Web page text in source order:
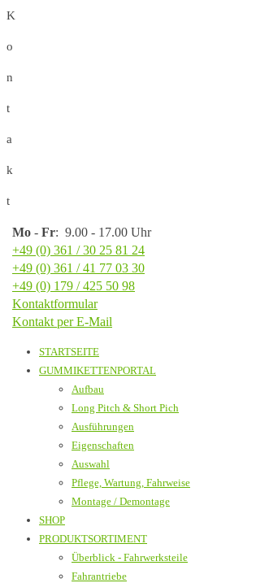
K
o
n
t
a
k
t
Mo - Fr: 9.00 - 17.00 Uhr
+49 (0) 361 / 30 25 81 24
+49 (0) 361 / 41 77 03 30
+49 (0) 179 / 425 50 98
Kontaktformular
Kontakt per E-Mail
STARTSEITE
GUMMIKETTENPORTAL
Aufbau
Long Pitch & Short Pich
Ausführungen
Eigenschaften
Auswahl
Pflege, Wartung, Fahrweise
Montage / Demontage
SHOP
PRODUKTSORTIMENT
Überblick - Fahrwerksteile
Fahrantriebe